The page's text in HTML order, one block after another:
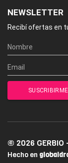
NEWSLETTER
Recibí ofertas en
© 2026
Hecho en